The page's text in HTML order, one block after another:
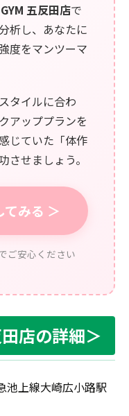
五反田店で
析し、あなたに
度をマンツーマ
タイルに合わ
アッププランを
じていた「体作
させましょう。
みる ＞
ご安心ください
店の詳細＞
池上線大崎広小路駅